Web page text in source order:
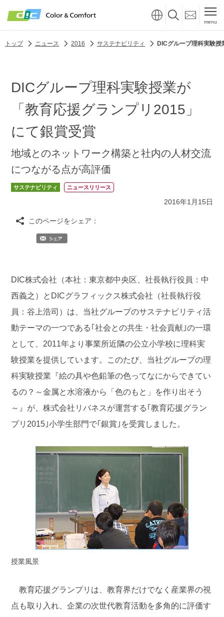
menu
トップ ニュース 2016 サステナビリティ DICグループ理科実験
DICグループ理科実験授業が
「教育応援グランプリ2015」
にて銀賞受賞
地域とのネットワーク構築と社内の人材交流
につながる点が高評価
サステナビリティ ニュースリリース
2016年1月15日
このページをシェア：
DIC株式会社（本社：東京都中央区、社長執行役員：中
西義之）とDICグラフィックス株式会社（社長執行役
員：谷上浩司）は、当社グループのサステナビリティ活
動テーマの一つである｢社会との共生・社会貢献｣の一環
として、2011年より事業所近隣の公立小学校に理科実
験授業を提供しています。このたび、当社グループの理
科実験授業『絵の具や色鉛筆の色ってなにからできてい
るの？～金属と水溶液から「色のもと」を作り出そう
～』が、株式会社リバネスが運営する｢教育応援グラン
プリ2015｣小学生部門で｢銀賞｣を受賞しました。
授業風景
教育応援グランプリは、教育界だけでなく産業界の視
点も取り入れ、企業の次世代教育活動を多角的に評価す